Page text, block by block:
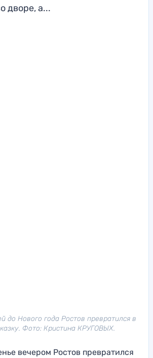
дворе, а...
до Нового года Ростов превратился в
Фото: Кристина КРУГОВЫХ.
вечером Ростов превратился